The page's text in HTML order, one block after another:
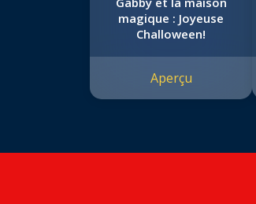
magique : Joyeuse
Challoween!
Aperçu